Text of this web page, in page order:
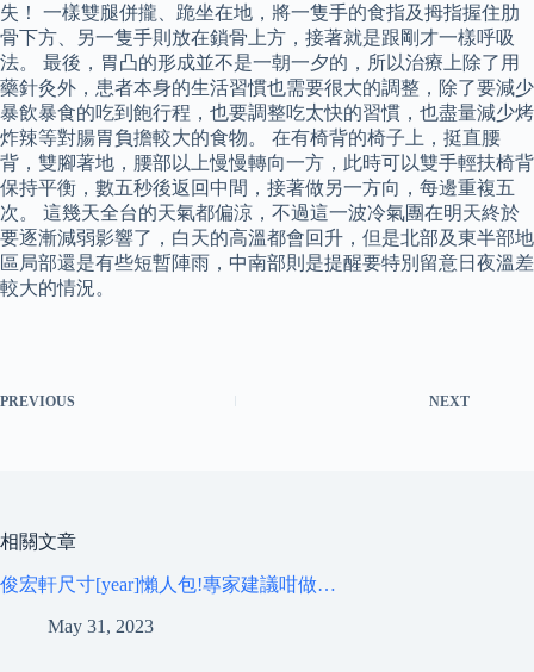
失！ 一樣雙腿併攏、跪坐在地，將一隻手的食指及拇指握住肋
骨下方、另一隻手則放在鎖骨上方，接著就是跟剛才一樣呼吸
法。 最後，胃凸的形成並不是一朝一夕的，所以治療上除了用
藥針灸外，患者本身的生活習慣也需要很大的調整，除了要減少
暴飲暴食的吃到飽行程，也要調整吃太快的習慣，也盡量減少烤
炸辣等對腸胃負擔較大的食物。 在有椅背的椅子上，挺直腰
背，雙腳著地，腰部以上慢慢轉向一方，此時可以雙手輕扶椅背
保持平衡，數五秒後返回中間，接著做另一方向，每邊重複五
次。 這幾天全台的天氣都偏涼，不過這一波冷氣團在明天終於
要逐漸減弱影響了，白天的高溫都會回升，但是北部及東半部地
區局部還是有些短暫陣雨，中南部則是提醒要特別留意日夜溫差
較大的情況。
PREVIOUS NEXT
相關文章
俊宏軒尺寸[year]懶人包!專家建議咁做…
May 31, 2023